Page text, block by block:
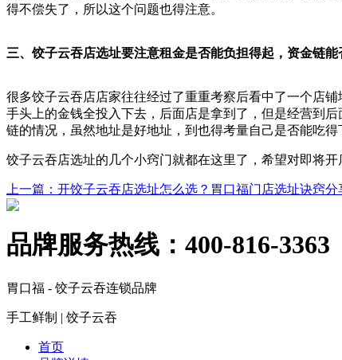
得不偿失了，所以这个问题也得注意。
三、饺子云吞店选址要注意租金是否能负担得起，资金链能
很多饺子云吞店店家往往经过了重重考察后看中了一个店
手头上的金钱全投入下去，后面店是拿到了，但是经营到
链的情况，虽然地址是好地址，到也得考量自己是否能吃
饺子云吞店选址的几个小窍门就都在这里了，希望对即将开
上一篇 ：开饺子云吞店选址怎么选？胃口福门店选址诀窍分
品牌服务热线： 400-816-3363
胃口福 - 饺子云吞连锁品牌
手工鲜制 | 饺子云吞
首页